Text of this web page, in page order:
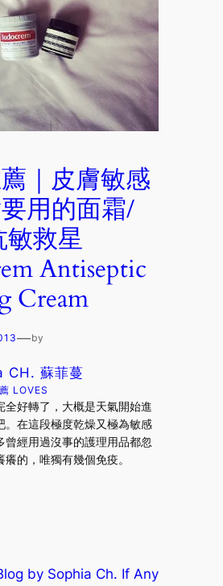
｜皮膚敏感
用的面霜/
敏救星
Antiseptic
Cream
—by
CH. 蘇菲蔓
LOVES
全好轉了，大概是天氣開始進
。在這段極度乾燥又極為敏感
曾經用過沒事的護理用品都忽
的，唯獨有幾個免疫。
by Sophia Ch. If Any